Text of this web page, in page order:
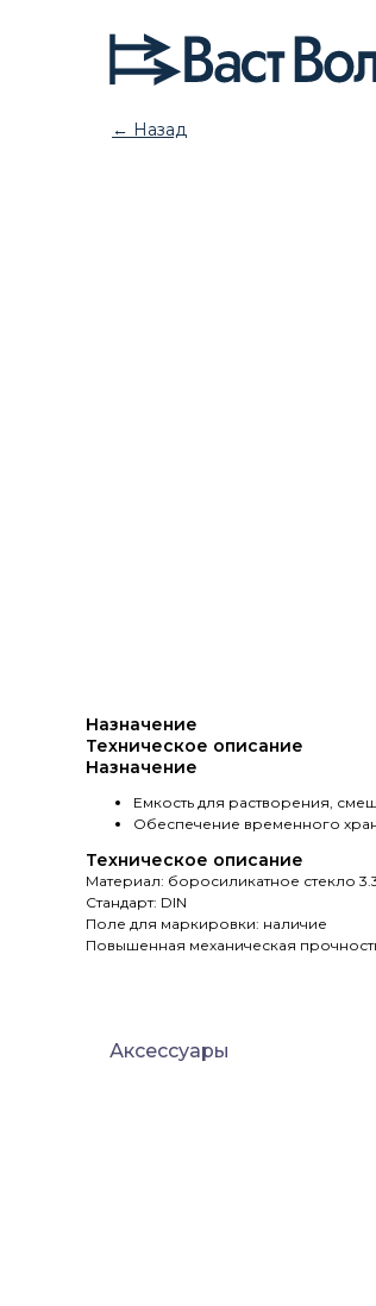
← Назад
Назначение
Техническое описание
Назначение
Емкость для растворения,
Обеспечение временного
Техническое описание
Материал: боросиликатное стекло
Стандарт: DIN
Поле для маркировки: наличие
Повышенная механическая
Аксессуары